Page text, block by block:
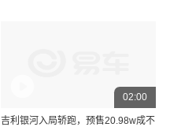
02:00
吉利银河入局轿跑，预售20.98w成不